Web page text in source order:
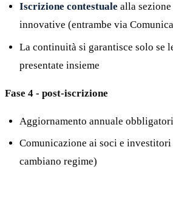
Iscrizione contestuale alla
innovative (entrambe via
La continuità si garantisce solo se
presentate insieme
Fase 4 - post-iscrizione
Aggiornamento annuale
Comunicazione ai soci e
cambiano regime)